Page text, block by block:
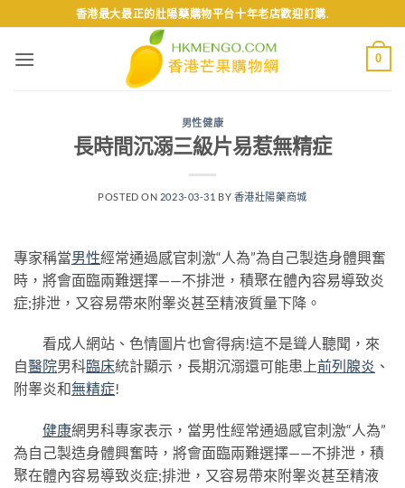
to
content
香港最大最正的壯陽藥購物平台十年老店歡迎訂購.
0
男性健康
長時間沉溺三級片易惹無精症
POSTED ON 2023-03-31 BY 香港壯陽藥商城
專家稱當男性經常通過感官刺激“人為”為自己製造身體興奮
時，將會面臨兩難選擇——不排泄，積聚在體內容易導致炎
症;排泄，又容易帶來附睾炎甚至精液質量下降。
看成人網站、色情圖片也會得病!這不是聳人聽聞，來
自醫院男科臨床統計顯示，長期沉溺還可能患上前列腺炎 、
附睾炎和無精症!
健康網男科專家表示，當男性經常通過感官刺激“人為”
為自己製造身體興奮時，將會面臨兩難選擇——不排泄，積
聚在體內容易導致炎症;排泄，又容易帶來附睾炎甚至精液